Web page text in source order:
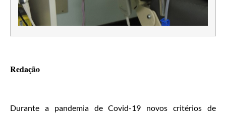
Redação
Durante a pandemia de Covid-19 novos critérios de